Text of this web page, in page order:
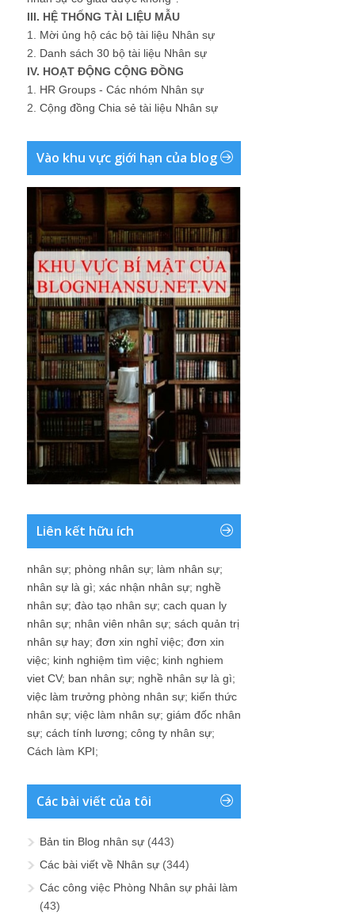
III. HỆ THỐNG TÀI LIỆU MẪU
1. Mời ủng hộ các bộ tài liệu Nhân sự
2. Danh sách 30 bộ tài liệu Nhân sự
IV. HOẠT ĐỘNG CỘNG ĐỒNG
1. HR Groups - Các nhóm Nhân sự
2. Cộng đồng Chia sẻ tài liệu Nhân sự
Vào khu vực giới hạn của blog
Liên kết hữu ích
nhân sự; phòng nhân sự; làm nhân sự;
nhân sự là gì; xác nhận nhân sự; nghề
nhân sự; đào tạo nhân sự; cach quan ly
nhân sự; nhân viên nhân sự; sách quản trị
nhân sự hay; đơn xin nghỉ việc; đơn xin
việc; kinh nghiệm tìm việc; kinh nghiem
viet CV; ban nhân sự; nghề nhân sự là gì;
việc làm trưởng phòng nhân sự; kiến thức
nhân sự; việc làm nhân sự; giám đốc nhân
sự; cách tính lương; công ty nhân sự;
Cách làm KPI;
Các bài viết của tôi
Bản tin Blog nhân sự (443)
Các bài viết về Nhân sự (344)
Các công việc Phòng Nhân sự phải làm
(43)